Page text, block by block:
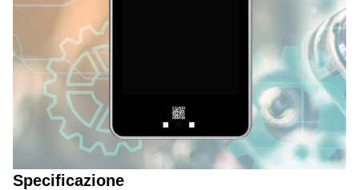
Specificazione